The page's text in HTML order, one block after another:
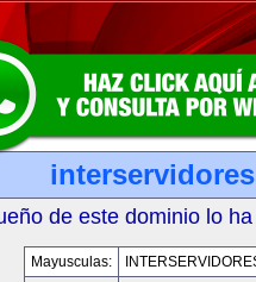
de este dominio lo
Mayusculas: